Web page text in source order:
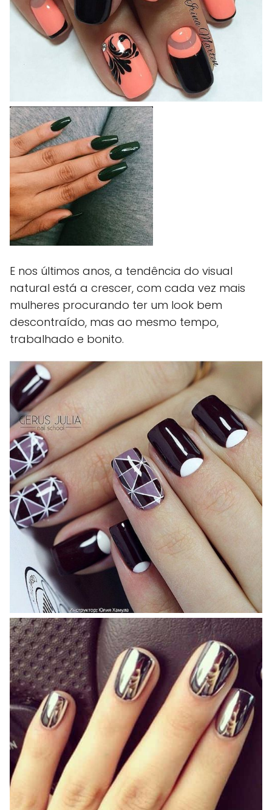
E nos últimos anos, a tendência do visual
natural está a crescer, com cada vez mais
mulheres procurando ter um look bem
descontraído, mas ao mesmo tempo,
trabalhado e bonito.